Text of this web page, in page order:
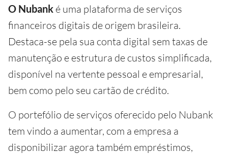
O Nubank é uma plataforma de serviços
financeiros digitais de origem brasileira.
Destaca-se pela sua conta digital sem taxas de
manutenção e estrutura de custos simplificada,
disponível na vertente pessoal e empresarial,
bem como pelo seu cartão de crédito.
O portefólio de serviços oferecido pelo Nubank
tem vindo a aumentar, com a empresa a
disponibilizar agora também empréstimos,